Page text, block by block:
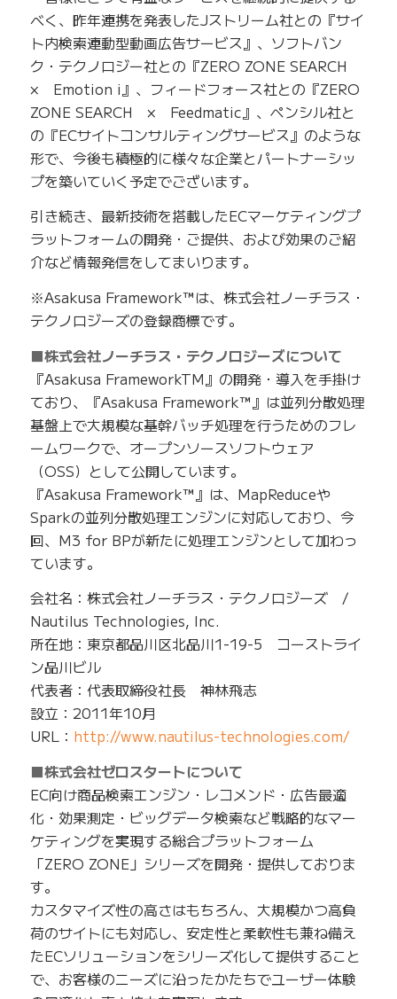
べく、昨年連携を発表したJストリーム社との『サイ
ト内検索連動型動画広告サービス』、ソフトバン
ク・テクノロジー社との『ZERO ZONE SEARCH
× Emotion i』、フィードフォース社との『ZERO
ZONE SEARCH × Feedmatic』、ペンシル社と
の『ECサイトコンサルティングサービス』のような
形で、今後も積極的に様々な企業とパートナーシッ
プを築いていく予定でございます。
引き続き、最新技術を搭載したECマーケティングプ
ラットフォームの開発・ご提供、および効果のご紹
介など情報発信をしてまいります。
※Asakusa Framework™は、株式会社ノーチラス・
テクノロジーズの登録商標です。
■株式会社ノーチラス・テクノロジーズについて
『Asakusa FrameworkTM』の開発・導入を手掛け
ており、『Asakusa Framework™』は並列分散処理
基盤上で大規模な基幹バッチ処理を行うためのフレ
ームワークで、オープンソースソフトウェア
（OSS）として公開しています。
『Asakusa Framework™』は、MapReduceや
Sparkの並列分散処理エンジンに対応しており、今
回、M3 for BPが新たに処理エンジンとして加わっ
ています。
会社名：株式会社ノーチラス・テクノロジーズ /
Nautilus Technologies, Inc.
所在地：東京都品川区北品川1-19-5 コーストライ
ン品川ビル
代表者：代表取締役社長 神林飛志
設立：2011年10月
URL： http://www.nautilus-technologies.com/
■株式会社ゼロスタートについて
EC向け商品検索エンジン・レコメンド・広告最適
化・効果測定・ビッグデータ検索など戦略的なマー
ケティングを実現する総合プラットフォーム
「ZERO ZONE」シリーズを開発・提供しておりま
す。
カスタマイズ性の高さはもちろん、大規模かつ高負
荷のサイトにも対応し、安定性と柔軟性も兼ね備え
たECソリューションをシリーズ化して提供すること
で、お客様のニーズに沿ったかたちでユーザー体験